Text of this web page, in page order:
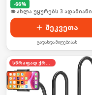
-66%
🛒 ბოლო 24სთ-ში იყიდა 3-მა
შეკვეთა
გადახდა მიღებისას
სწრაფად ქრება